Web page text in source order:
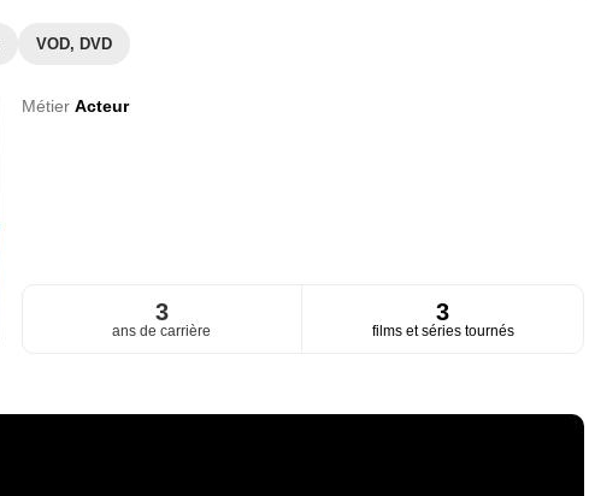
VOD, DVD
Métier Acteur
3
ans de carrière
3
films et séries tournés